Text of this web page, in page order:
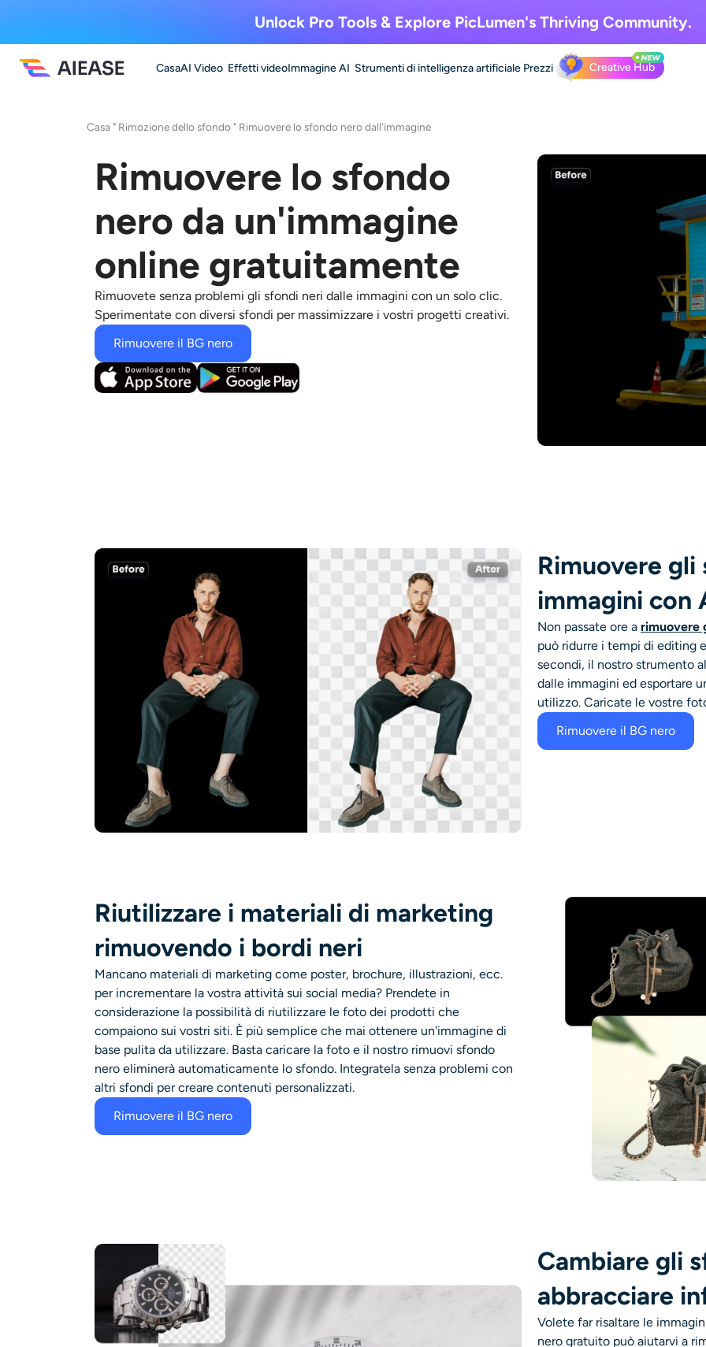
Unlock Pro Tools & ExplorePicLumen's Thriving Community.
CasaAI Video Effetti videoImmagine AI Strumenti di intelligenza artificiale Prezzi Creative Hub
Casa " Rimozione dello sfondo " Rimuovere lo sfondo nero dall'immagine
Rimuovere lo sfondo
nero da un'immagine
online gratuitamente
Rimuovete senza problemi gli sfondi neri dalle immagini con un solo clic.
Sperimentate con diversi sfondi per massimizzare i vostri progetti creativi.
Rimuovere il BG nero
Rimuovere
immagini con
Non passate ore a rimuovere
può ridurre i tempi di editing
secondi, il nostro strumento
dalle immagini ed esportare
utilizzo. Caricate le vostre
Rimuovere il BG nero
Riutilizzare i materiali di marketing
rimuovendo i bordi neri
Mancano materiali di marketing come poster, brochure, illustrazioni, ecc.
per incrementare la vostra attività sui social media? Prendete in
considerazione la possibilità di riutilizzare le foto dei prodotti che
compaiono sui vostri siti. È più semplice che mai ottenere un'immagine di
base pulita da utilizzare. Basta caricare la foto e il nostro rimuovi sfondo
nero eliminerà automaticamente lo sfondo. Integratela senza problemi con
altri sfondi per creare contenuti personalizzati.
Rimuovere il BG nero
Cambiare gli
abbracciare
Volete far risaltare le
nero gratuito può aiutarvi a